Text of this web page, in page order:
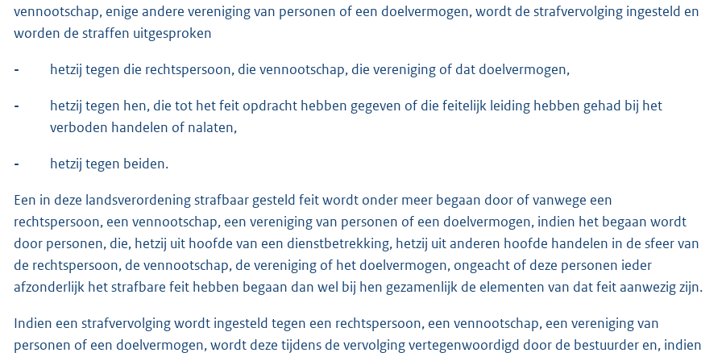
vennootschap, enige andere vereniging van personen of een doelvermogen, wordt de strafvervolging ingesteld en
worden de straffen uitgesproken
- hetzij tegen die rechtspersoon, die vennootschap, die vereniging of dat doelvermogen,
-
hetzij tegen hen, die tot het feit opdracht hebben gegeven of die feitelijk leiding hebben gehad bij het
verboden handelen of nalaten,
- hetzij tegen beiden.
Een in deze landsverordening strafbaar gesteld feit wordt onder meer begaan door of vanwege een
rechtspersoon, een vennootschap, een vereniging van personen of een doelvermogen, indien het begaan wordt
door personen, die, hetzij uit hoofde van een dienstbetrekking, hetzij uit anderen hoofde handelen in de sfeer van
de rechtspersoon, de vennootschap, de vereniging of het doelvermogen, ongeacht of deze personen ieder
afzonderlijk het strafbare feit hebben begaan dan wel bij hen gezamenlijk de elementen van dat feit aanwezig zijn.
Indien een strafvervolging wordt ingesteld tegen een rechtspersoon, een vennootschap, een vereniging van
personen of een doelvermogen, wordt deze tijdens de vervolging vertegenwoordigd door de bestuurder en, indien